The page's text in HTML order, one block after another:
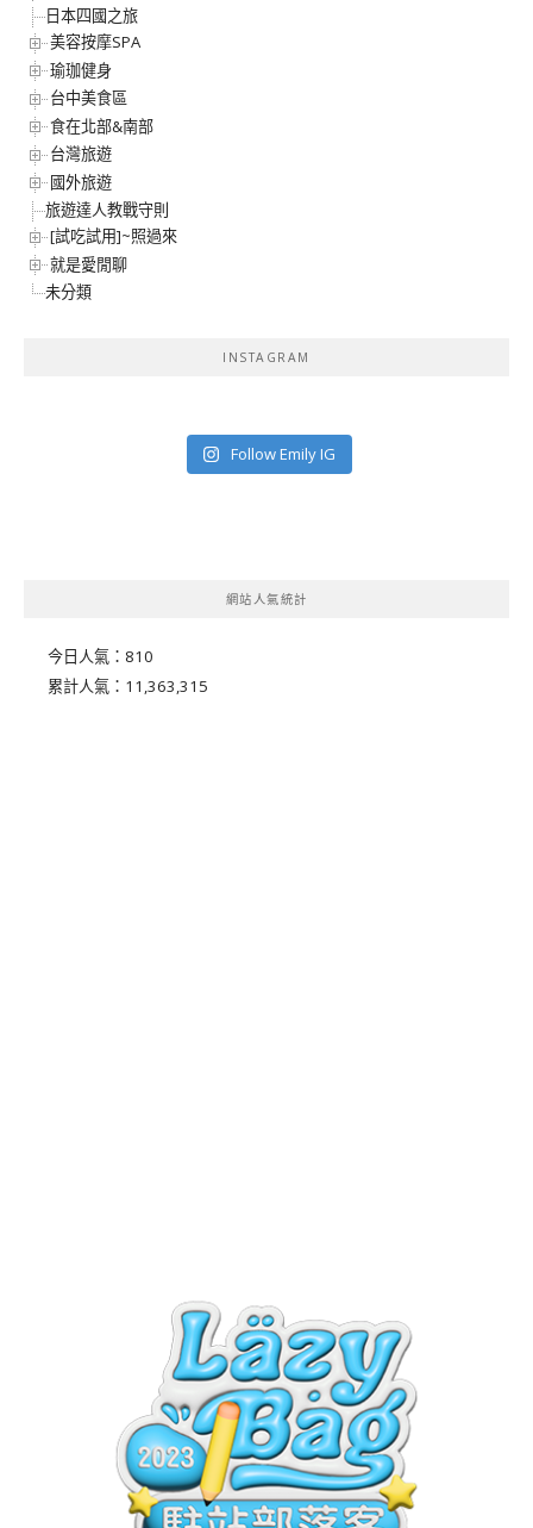
日本四國之旅
美容按摩SPA
瑜珈健身
台中美食區
食在北部&南部
台灣旅遊
國外旅遊
旅遊達人教戰守則
[試吃試用]~照過來
就是愛閒聊
未分類
INSTAGRAM
Follow Emily IG
網站人氣統計
今日人氣： 810
累計人氣： 11,363,315